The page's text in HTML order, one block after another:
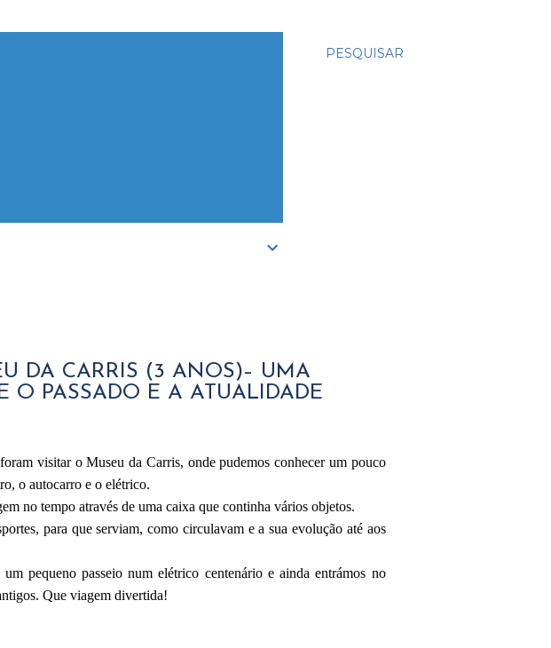
PESQUISAR
DA CARRIS (3 ANOS)– UMA
O PASSADO E A ATUALIDADE
visitar o Museu da Carris, onde pudemos conhecer um pouco
o autocarro e o elétrico.
no tempo através de uma caixa que continha vários objetos.
para que serviam, como circulavam e a sua evolução até aos
pequeno passeio num elétrico centenário e ainda entrámos no
Que viagem divertida!